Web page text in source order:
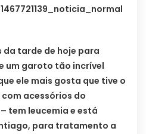
da tarde de hoje para
um garoto tão incrível
ele mais gosta que tive o
com acessórios do
tem leucemia e está
para tratamento a